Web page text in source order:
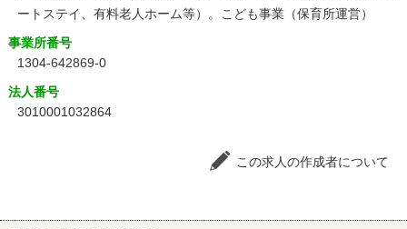
ートステイ、有料老人ホーム等）。こども事業（保育所運営）
事業所番号
1304-642869-0
法人番号
3010001032864
この求人の作成者について